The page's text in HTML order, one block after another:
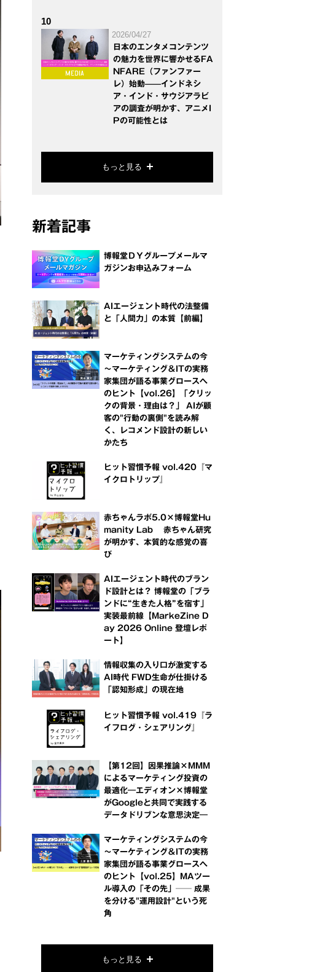
10
2026/04/27
日本のエンタメコンテンツ
の魅力を世界に響かせるFA
NFARE（ファンファー
レ）始動——インドネシ
ア・インド・サウジアラビ
アの調査が明かす、アニメI
Pの可能性とは
もっと見る
新着記事
博報堂ＤＹグループメールマ
ガジンお申込みフォーム
AIエージェント時代の法整備
と「人間力」の本質【前編】
マーケティングシステムの今
～マーケティング＆ITの実務
家集団が語る事業グロースへ
のヒント【vol.26】「クリッ
クの背景・理由は？」 AIが顧
客の"行動の裏側"を読み解
く、レコメンド設計の新しい
かたち
ヒット習慣予報 vol.420『マ
イクロトリップ』
赤ちゃんラボ5.0×博報堂Hu
manity Lab 赤ちゃん研究
が明かす、本質的な感覚の喜
び
AIエージェント時代のブラン
ド設計とは？ 博報堂の「ブラ
ンドに“生きた人格”を宿す」
実装最前線【MarkeZine D
ay 2026 Online 登壇レポ
ート】
情報収集の入り口が激変する
AI時代 FWD生命が仕掛ける
「認知形成」の現在地
ヒット習慣予報 vol.419『ラ
イフログ・シェアリング』
【第12回】因果推論×MMM
によるマーケティング投資の
最適化―エディオン×博報堂
がGoogleと共同で実践する
データドリブンな意思決定―
マーケティングシステムの今
～マーケティング＆ITの実務
家集団が語る事業グロースへ
のヒント【vol.25】MAツー
ル導入の「その先」── 成果
を分ける"運用設計"という死
角
もっと見る